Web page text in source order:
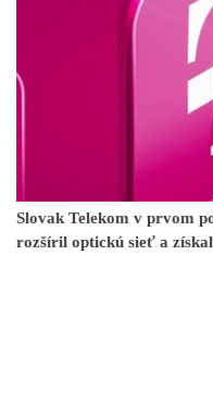
Slovak Telekom v prvom
rozšíril optickú sieť a